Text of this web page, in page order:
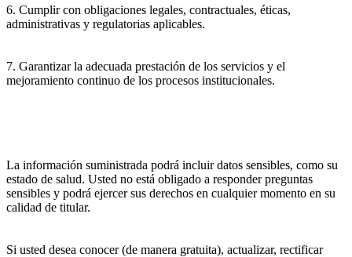
6. Cumplir con obligaciones legales, contractuales, éticas,
administrativas y regulatorias aplicables.
7. Garantizar la adecuada prestación de los servicios y el
mejoramiento continuo de los procesos institucionales.
La información suministrada podrá incluir datos sensibles, como su
estado de salud. Usted no está obligado a responder preguntas
sensibles y podrá ejercer sus derechos en cualquier momento en su
calidad de titular.
Si usted desea conocer (de manera gratuita), actualizar, rectificar